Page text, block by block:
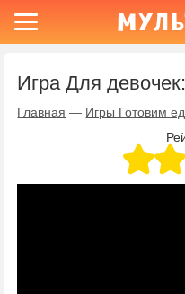
Игра Для
Главная — Игры Готовим